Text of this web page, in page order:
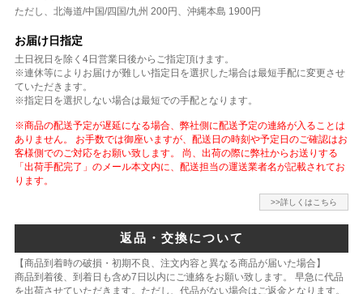
ただし、北海道/中国/四国/九州 200円、沖縄本島 1900円
お届け日指定
土日祝日を除く4日営業日後からご指定頂けます。
※連休等によりお届けが難しい指定日を選択した場合は最短手配に変更させ
ていただきます。
※指定日を選択しない場合は最短での手配となります。
※商品の配送予定が遅延になる場合、弊社側に配送予定の連絡が入ることは
ありません。 お手数では御座いますが、配送日の時刻や予定日のご確認はお
客様側でのご対応をお願い致します。 尚、出荷の際に弊社からお送りする
「出荷手配完了」のメール本文内に、配送担当の運送業者名が記載されてお
ります。
>>詳しくはこちら
返品・交換について
【商品到着時の破損・初期不良、注文内容と異なる商品が届いた場合】
商品到着後、到着日も含め7日以内にご連絡をお願い致します。 早急に代品
を出荷させていただきます。ただし、代品がない場合はご返金となります。